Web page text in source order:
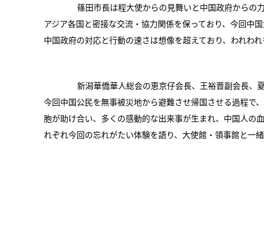
篠田市長は程大使からの見舞いと中国政府からの
アジア各国と密接な交流・協力関係を保っており、今回中
中国政府の対応と行動の速さは想像を超えており、われわ
新潟華僑華人総会の恵京仔会長、王裕晋副会長、
今回中国公民を無事被災地から避難させ帰国させる過程で
胞が助け合い、多くの感動的な出来事が生まれ、中国人の
れぞれ今回の忘れがたい体験を語り、大使館・領事館と一